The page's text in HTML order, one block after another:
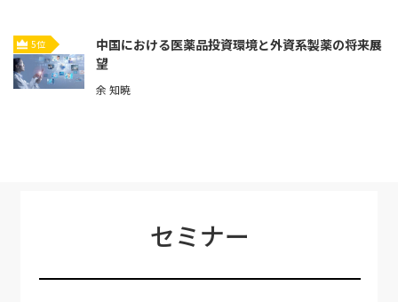
5位
中国における医薬品投資環境と外資系製薬の将来展
望
余 知暁
セミナー